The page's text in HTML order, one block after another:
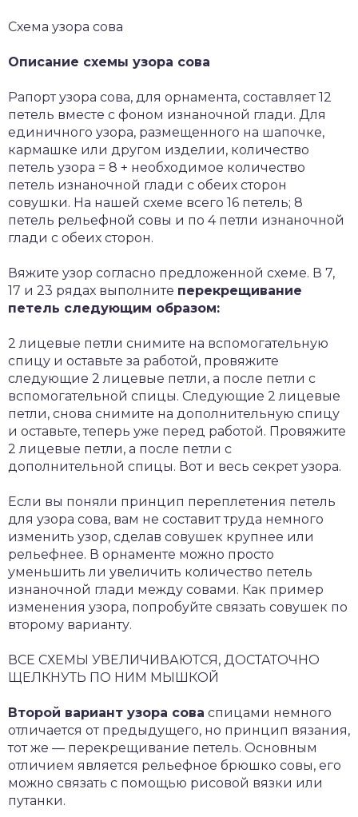
Схема узора сова
Описание схемы узора сова
Рапорт узора сова, для орнамента, составляет 12
петель вместе с фоном изнаночной глади. Для
единичного узора, размещенного на шапочке,
кармашке или другом изделии, количество
петель узора = 8 + необходимое количество
петель изнаночной глади с обеих сторон
совушки. На нашей схеме всего 16 петель; 8
петель рельефной совы и по 4 петли изнаночной
глади с обеих сторон.
Вяжите узор согласно предложенной схеме. В 7,
17 и 23 рядах выполните перекрещивание
петель следующим образом:
2 лицевые петли снимите на вспомогательную
спицу и оставьте за работой, провяжите
следующие 2 лицевые петли, а после петли с
вспомогательной спицы. Следующие 2 лицевые
петли, снова снимите на дополнительную спицу
и оставьте, теперь уже перед работой. Провяжите
2 лицевые петли, а после петли с
дополнительной спицы. Вот и весь секрет узора.
Если вы поняли принцип переплетения петель
для узора сова, вам не составит труда немного
изменить узор, сделав совушек крупнее или
рельефнее. В орнаменте можно просто
уменьшить ли увеличить количество петель
изнаночной глади между совами. Как пример
изменения узора, попробуйте связать совушек по
второму варианту.
ВСЕ СХЕМЫ УВЕЛИЧИВАЮТСЯ, ДОСТАТОЧНО
ЩЕЛКНУТЬ ПО НИМ МЫШКОЙ
Второй вариант узора сова спицами немного
отличается от предыдущего, но принцип вязания,
тот же — перекрещивание петель. Основным
отличием является рельефное брюшко совы, его
можно связать с помощью рисовой вязки или
путанки.